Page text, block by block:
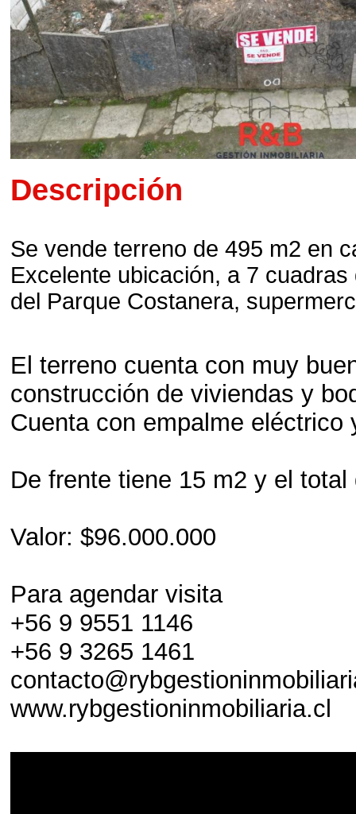
Descripción
Se vende terreno de 495 m2 en
Excelente ubicación, a 7
del Parque Costanera,
El terreno cuenta con muy
construcción de viviendas y
Cuenta con empalme eléctrico
De frente tiene 15 m2 y el
Valor: $96.000.000
Para agendar visita
+56 9 9551 1146
+56 9 3265 1461
www.rybgestioninmobiliaria.cl